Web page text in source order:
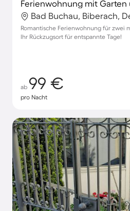
Ferienwohnung mit Garten
Bad Buchau, Biberach,
Romantische Ferienwohnung für zwei
Ihr Rückzugsort für entspannte Tage!
ab 99 €
pro Nacht